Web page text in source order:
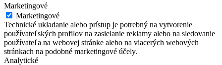
Marketingové
Marketingové
Technické ukladanie alebo prístup je potrebný na vytvorenie
používateľských profilov na zasielanie reklamy alebo na sledovanie
používateľa na webovej stránke alebo na viacerých webových
stránkach na podobné marketingové účely.
Analytické